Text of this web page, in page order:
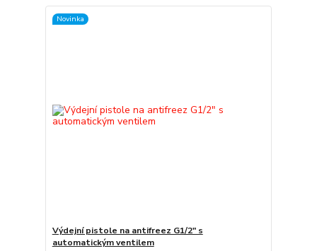
Novinka
Výdejní pistole na antifreez G1/2" s
automatickým ventilem